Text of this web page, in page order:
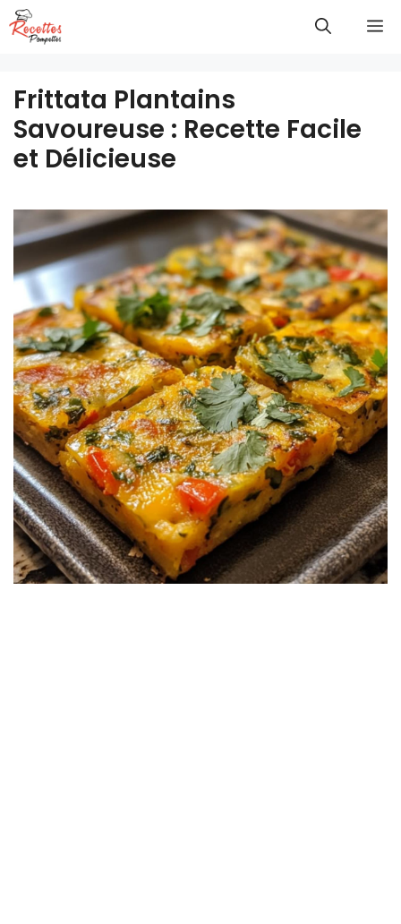
Aller
au
Frittata Plantains
Savoureuse : Recette Facile
et Délicieuse